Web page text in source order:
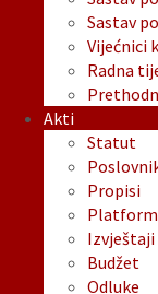
Sastav
Vijećnici
Radna
Akti
Statut
Propisi
Izvještaji
Budžet
Odluke